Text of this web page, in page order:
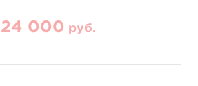
24 000 руб.